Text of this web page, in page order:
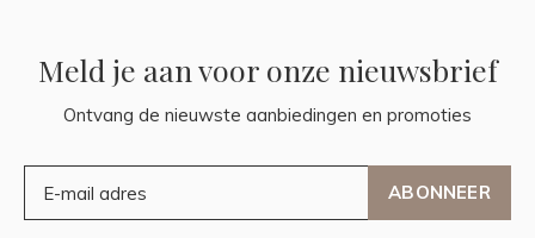
Meld je aan voor onze nieuwsbrief
Ontvang de nieuwste aanbiedingen en promoties
ABONNEER